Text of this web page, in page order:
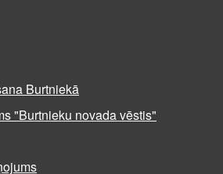
Burtniekā
"Burtnieku novada vēstis"